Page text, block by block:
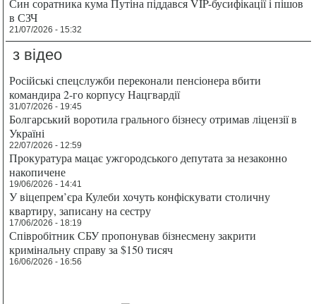
Син соратника кума Путіна піддався VIP-бусифікації і пішов
в СЗЧ
21/07/2026 - 15:32
з відео
Російські спецслужби переконали пенсіонера вбити
командира 2-го корпусу Нацгвардії
31/07/2026 - 19:45
Болгарський воротила грального бізнесу отримав ліцензії в
Україні
22/07/2026 - 12:59
Прокуратура мацає ужгородського депутата за незаконно
накопичене
19/06/2026 - 14:41
У віцепрем’єра Кулеби хочуть конфіскувати столичну
квартиру, записану на сестру
17/06/2026 - 18:19
Співробітник СБУ пропонував бізнесмену закрити
кримінальну справу за $150 тисяч
16/06/2026 - 16:56